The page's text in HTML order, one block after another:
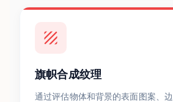
旗帜合成纹理
通过评估物体和背景的表面图案、